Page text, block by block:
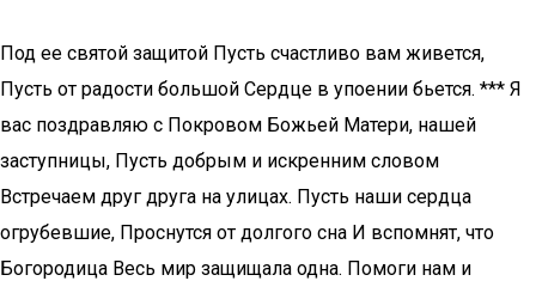
Под ее святой защитой Пусть счастливо вам живется,
Пусть от радости большой Сердце в упоении бьется. *** Я
вас поздравляю с Покровом Божьей Матери, нашей
заступницы, Пусть добрым и искренним словом
Встречаем друг друга на улицах. Пусть наши сердца
огрубевшие, Проснутся от долгого сна И вспомнят, что
Богородица Весь мир защищала одна. Помоги нам и